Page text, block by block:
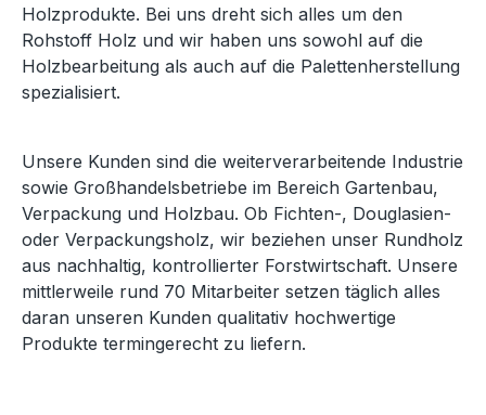
Holzprodukte. Bei uns dreht sich alles um den
Rohstoff Holz und wir haben uns sowohl auf die
Holzbearbeitung als auch auf die Palettenherstellung
spezialisiert.
Unsere Kunden sind die weiterverarbeitende Industrie
sowie Großhandelsbetriebe im Bereich Gartenbau,
Verpackung und Holzbau. Ob Fichten-, Douglasien-
oder Verpackungsholz, wir beziehen unser Rundholz
aus nachhaltig, kontrollierter Forstwirtschaft. Unsere
mittlerweile rund 70 Mitarbeiter setzen täglich alles
daran unseren Kunden qualitativ hochwertige
Produkte termingerecht zu liefern.